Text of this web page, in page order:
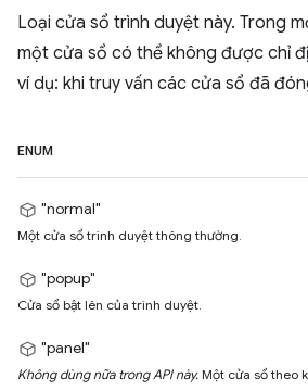
Loại cửa sổ trình duyệt này. Trong
một cửa sổ có thể không được chỉ
ví dụ: khi truy vấn các cửa sổ đã
ENUM
"normal"
Một cửa sổ trình duyệt thông thường.
"popup"
Cửa sổ bật lên của trình duyệt.
"panel"
Không dùng nữa trong API này. Một cửa sổ theo